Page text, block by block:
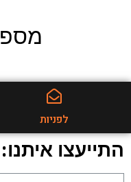
לפניות
התייעצו איתנו: